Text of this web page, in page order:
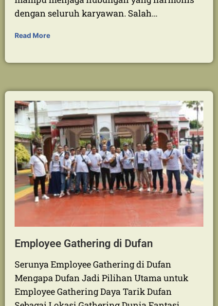
Kebersamaan Karyawan dan Keluarga
Di tengah persaingan bisnis yang semakin
mencapai target operasional, tetapi juga
dengan seluruh karyawan. Salah…
Read More